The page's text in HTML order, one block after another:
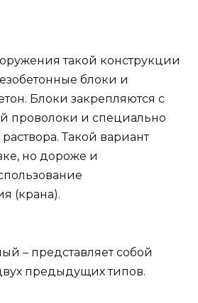
такой конструкции
блоки и
Блоки закрепляются с
проволоки и специально
Такой вариант
но дороже и
(крана).
– представляет собой
предыдущих типов.